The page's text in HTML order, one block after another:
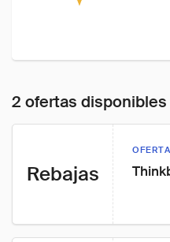
2 ofertas disponibles
Rebajas
OFERTA